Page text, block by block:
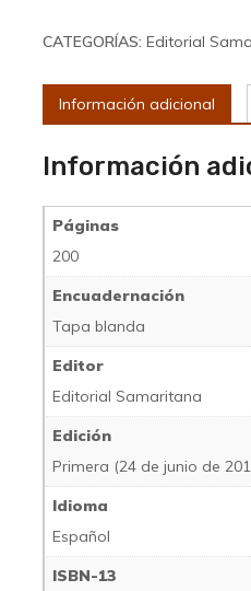
ve
CATEGORÍAS: Editorial
Información adicional
Información
Páginas
200
Encuadernación
Tapa blanda
Editor
Editorial Samaritana
Edición
Primera (24 de junio de
Idioma
Español
ISBN-13